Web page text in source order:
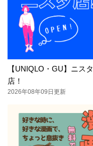
【UNIQLO・GU】ニスタ
店！
2026年08年09日更新